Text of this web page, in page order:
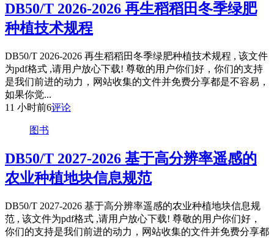
DB50/T 2026-2026 再生稻稻田冬季绿肥
种植技术规程
DB50/T 2026-2026 再生稻稻田冬季绿肥种植技术规程 , 该文件
为pdf格式 ,请用户放心下载! 尊敬的用户你们好，你们的支持
是我们前进的动力，网站收集的文件并免费分享都是不容易，
如果你觉...
11 小时前6评论
图书
DB50/T 2027-2026 基于高分辨率遥感的
农业种植地块信息规范
DB50/T 2027-2026 基于高分辨率遥感的农业种植地块信息规
范 , 该文件为pdf格式 ,请用户放心下载! 尊敬的用户你们好，
你们的支持是我们前进的动力，网站收集的文件并免费分享都